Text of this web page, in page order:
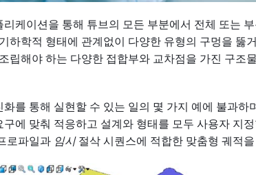
케이션을 통해 튜브의 모든 부분에서 전체 또는
하학적 형태에 관계없이 다양한 유형의 구멍을 뚫
립해야 하는 다양한 접합부와 교차점을 가진 구조
를 통해 실현할 수 있는 일의 몇 가지 예에 불과하
에 맞춰 적응하고 설계와 형태를 모두 사용자 지
로파일과 임시절삭 시퀀스에 적합한 맞춤형 궤적